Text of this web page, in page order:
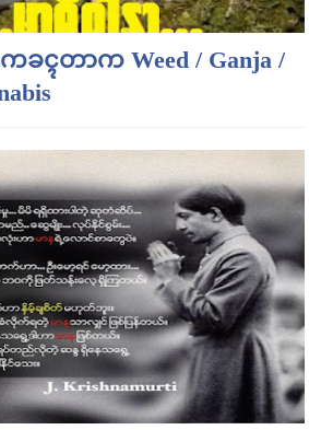
ၚတာက Weed / Ganja /